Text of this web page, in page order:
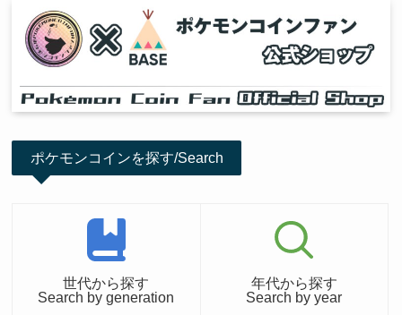
ポケモンコインを探す/Search
世代から探す
Search by generation
年代から探す
Search by year